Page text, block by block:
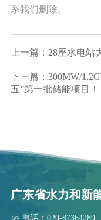
系我们删除。
上一篇：28座水电
下一篇：300MW/
五”第一批储能项目！
广东省水力和新
电话：020-87364289